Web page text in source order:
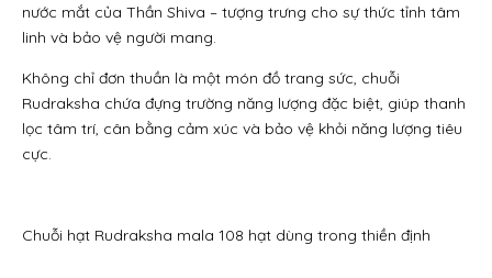
nước mắt của Thần Shiva – tượng trưng cho sự thức tỉnh tâm
linh và bảo vệ người mang.
Không chỉ đơn thuần là một món đồ trang sức, chuỗi
Rudraksha chứa đựng trường năng lượng đặc biệt, giúp thanh
lọc tâm trí, cân bằng cảm xúc và bảo vệ khỏi năng lượng tiêu
cực.
Chuỗi hạt Rudraksha mala 108 hạt dùng trong thiền định